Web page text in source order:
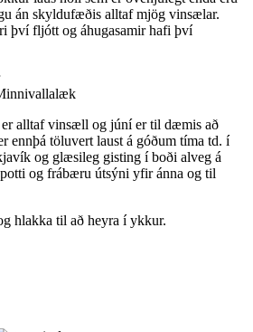
án skyldufæðis alltaf mjög vinsælar.
því fljótt og áhugasamir hafi því
er alltaf vinsæll og júní er til dæmis að
ennþá töluvert laust á góðum tíma td. í
og glæsileg gisting í boði alveg á
og frábæru útsýni yfir ánna og til
hlakka til að heyra í ykkur.